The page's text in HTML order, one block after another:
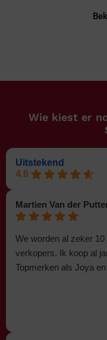
Wie kiest er
Uitstekend
4.6
Martien Van der
We worden al zeker
verkopers. Ik koop al
Topmerken als Joya